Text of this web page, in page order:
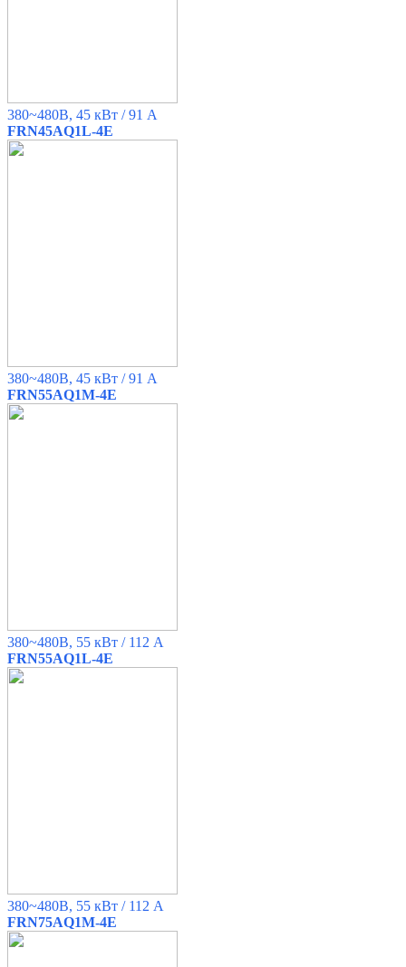
380~480B, 45 кВт / 91 A
FRN45AQ1L-4E
380~480B, 45 кВт / 91 A
FRN55AQ1M-4E
380~480B, 55 кВт / 112 A
FRN55AQ1L-4E
380~480B, 55 кВт / 112 A
FRN75AQ1M-4E